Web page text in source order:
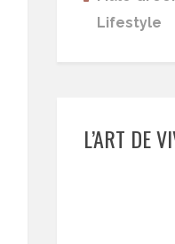
Lifestyle
L’ART DE